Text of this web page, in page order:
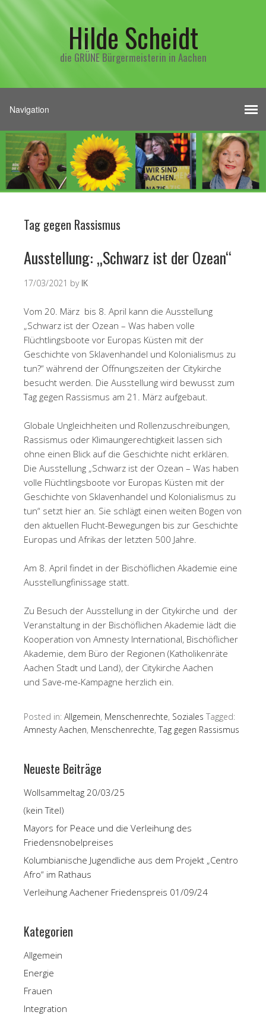
Hilde Scheidt
die GRÜNE Bürgermeisterin in Aachen
Tag gegen Rassismus
Ausstellung: „Schwarz ist der Ozean“
17/03/2021 by IK
Vom 20. März bis 8. April kann die Ausstellung
„Schwarz ist der Ozean – Was haben volle
Flüchtlingsboote vor Europas Küsten mit der
Geschichte von Sklavenhandel und Kolonialismus zu
tun?“ während der Öffnungszeiten der Citykirche
besucht werden. Die Ausstellung wird bewusst zum
Tag gegen Rassismus am 21. März aufgebaut.
Globale Ungleichheiten und Rollenzuschreibungen,
Rassismus oder Klimaungerechtigkeit lassen sich
ohne einen Blick auf die Geschichte nicht erklären.
Die Ausstellung „Schwarz ist der Ozean – Was haben
volle Flüchtlingsboote vor Europas Küsten mit der
Geschichte von Sklavenhandel und Kolonialismus zu
tun“ setzt hier an. Sie schlägt einen weiten Bogen von
den aktuellen Flucht-Bewegungen bis zur Geschichte
Europas und Afrikas der letzten 500 Jahre.
Am 8. April findet in der Bischöflichen Akademie eine
Ausstellungfinissage statt.
Zu Besuch der Ausstellung in der Citykirche und der
Veranstaltung in der Bischöflichen Akademie lädt die
Kooperation von Amnesty International, Bischöflicher
Akademie, dem Büro der Regionen (Katholikenräte
Aachen Stadt und Land), der Citykirche Aachen
und Save-me-Kampagne herzlich ein.
Posted in: Allgemein, Menschenrechte, Soziales Tagged:
Amnesty Aachen, Menschenrechte, Tag gegen Rassismus
Neueste Beiträge
Wollsammeltag 20/03/25
(kein Titel)
Mayors for Peace und die Verleihung des
Friedensnobelpreises
Kolumbianische Jugendliche aus dem Projekt „Centro
Afro“ im Rathaus
Verleihung Aachener Friedenspreis 01/09/24
Kategorien
Allgemein
Energie
Frauen
Integration